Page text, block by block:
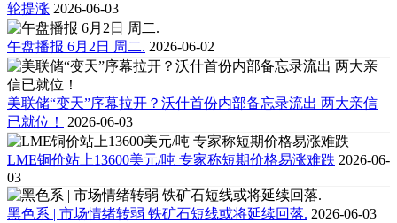
轮提涨 2026-06-03
午盘播报 6月2日 周二. 2026-06-02
美联储“变天”序幕拉开？沃什首份内部备忘录流出 两大亲信
已就位！
2026-06-03
LME铜价站上13600美元/吨 专家称短期价格易涨难跌 2026-06-
03
黑色系 | 市场情绪转弱 铁矿石短线或将延续回落. 2026-06-03